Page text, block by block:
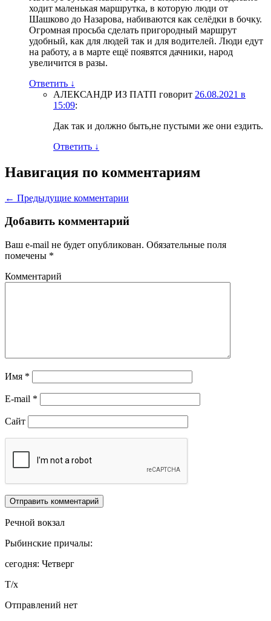
ходит маленькая маршрутка, в которую люди от
Шашково до Назарова, набиваются как селёдки в бочку.
Огромная просьба сделать пригородный маршрут
удобный, как для людей так и для водителей. Люди едут
на работу, а в марте ещё появятся дачники, народ
увеличится в разы.
Ответить ↓
АЛЕКСАНДР ИЗ ПАТП говорит 26.08.2021 в
15:09:
Дак так и должно быть,не пустыми же они ездить.
Ответить ↓
Навигация по комментариям
← Предыдущие комментарии
Добавить комментарий
Ваш e-mail не будет опубликован. Обязательные поля
помечены *
Комментарий
Имя *
E-mail *
Сайт
Речной вокзал
Рыбинские причалы:
сегодня: Четверг
Т/х
Отправлений нет